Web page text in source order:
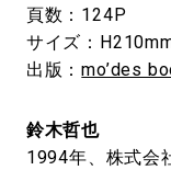
頁数：124P
サイズ：
出版：mo’des
鈴木哲也
1994年、株式会